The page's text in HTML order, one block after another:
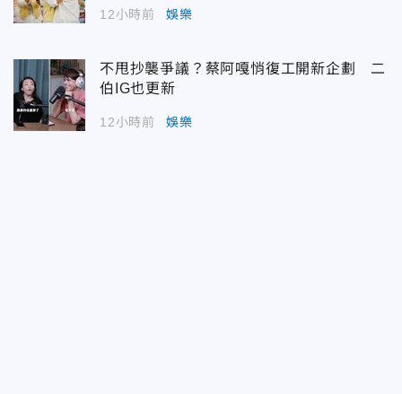
12小時前 娛樂
不甩抄襲爭議？蔡阿嘎悄復工開新企劃 二
伯IG也更新
12小時前 娛樂